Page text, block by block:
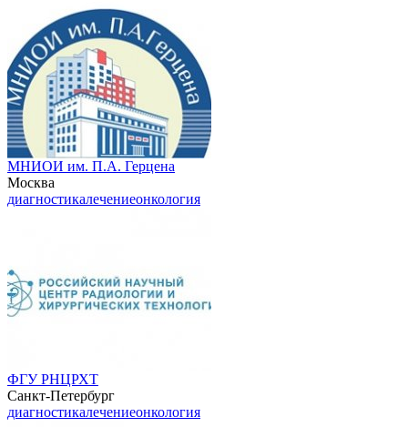
МНИОИ им. П.А. Герцена
Москва
диагностикалечениеонкология
ФГУ РНЦРХТ
Санкт-Петербург
диагностикалечениеонкология